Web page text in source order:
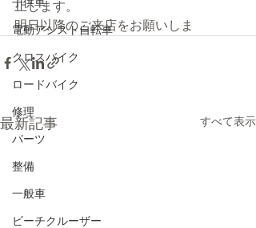
電動アシスト自転車
クロスバイク
ロードバイク
修理
パーツ
整備
一般車
ビーチクルーザー
止します。
明日以降のご来店をお願いしま
最新記事 すべて表示